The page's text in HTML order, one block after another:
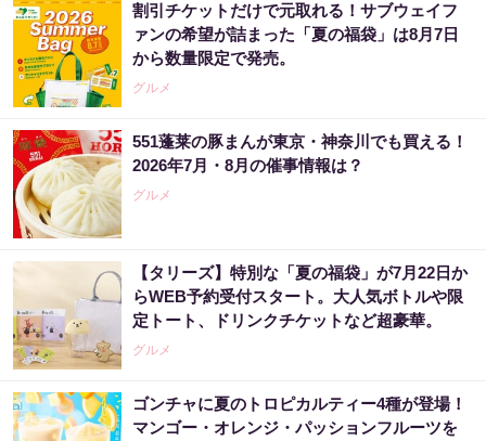
割引チケットだけで元取れる！サブウェイフ
ァンの希望が詰まった「夏の福袋」は8月7日
から数量限定で発売。
グルメ
551蓬莱の豚まんが東京・神奈川でも買える！
2026年7月・8月の催事情報は？
グルメ
【タリーズ】特別な「夏の福袋」が7月22日か
らWEB予約受付スタート。大人気ボトルや限
定トート、ドリンクチケットなど超豪華。
グルメ
ゴンチャに夏のトロピカルティー4種が登場！
マンゴー・オレンジ・パッションフルーツを